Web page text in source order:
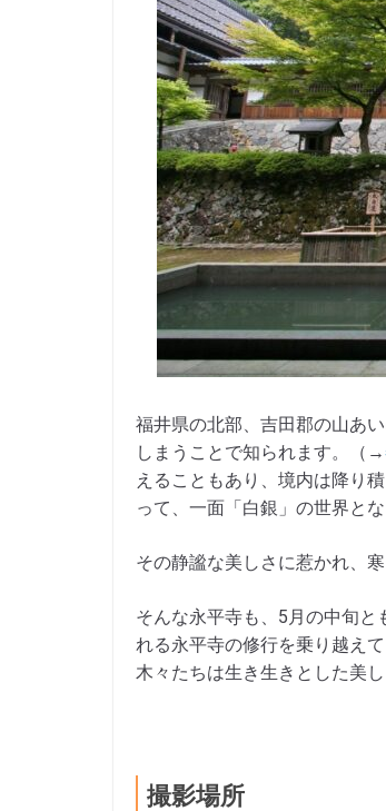
福井県の北部、吉田郡の山あ
しまうことで知られます。（→
えることもあり、境内は降り
って、一面「白銀」の世界とな
その静謐な美しさに惹かれ、
そんな永平寺も、5月の中旬
れる永平寺の修行を乗り越え
木々たちは生き生きとした美
撮影場所